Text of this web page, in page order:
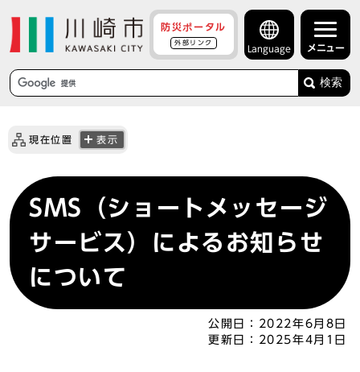
防災ポータル
外部リンク
Language メニュー
検索
現在位置 表示
SMS（ショートメッセージ
サービス）によるお知らせ
について
公開日：
2022年6月8日
更新日：
2025年4月1日